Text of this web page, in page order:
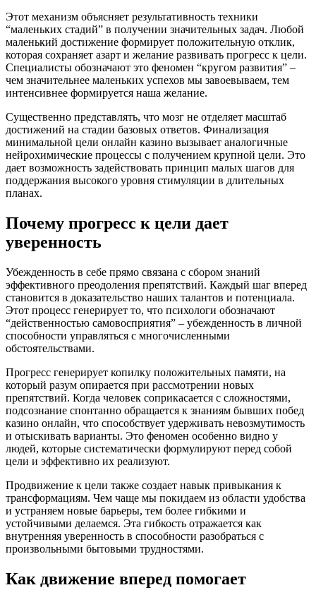
Этот механизм объясняет результативность техники
“маленьких стадий” в получении значительных задач. Любой
маленький достижение формирует положительную отклик,
которая сохраняет азарт и желание развивать прогресс к цели.
Специалисты обозначают это феномен “кругом развития” –
чем значительнее маленьких успехов мы завоевываем, тем
интенсивнее формируется наша желание.
Существенно представлять, что мозг не отделяет масштаб
достижений на стадии базовых ответов. Финализация
минимальной цели онлайн казино вызывает аналогичные
нейрохимические процессы с получением крупной цели. Это
дает возможность задействовать принцип малых шагов для
поддержания высокого уровня стимуляции в длительных
планах.
Почему прогресс к цели дает
уверенность
Убежденность в себе прямо связана с сбором знаний
эффективного преодоления препятствий. Каждый шаг вперед
становится в доказательство наших талантов и потенциала.
Этот процесс генерирует то, что психологи обозначают
“действенностью самовосприятия” – убежденность в личной
способности управляться с многочисленными
обстоятельствами.
Прогресс генерирует копилку положительных памяти, на
который разум опирается при рассмотрении новых
препятствий. Когда человек соприкасается с сложностями,
подсознание спонтанно обращается к знаниям бывших побед
казино онлайн, что способствует удерживать невозмутимость
и отыскивать варианты. Это феномен особенно видно у
людей, которые систематически формулируют перед собой
цели и эффективно их реализуют.
Продвижение к цели также создает навык привыкания к
трансформациям. Чем чаще мы покидаем из области удобства
и устраняем новые барьеры, тем более гибкими и
устойчивыми делаемся. Эта гибкость отражается как
внутренняя уверенность в способности разобраться с
произвольными бытовыми трудностями.
Как движение вперед помогает